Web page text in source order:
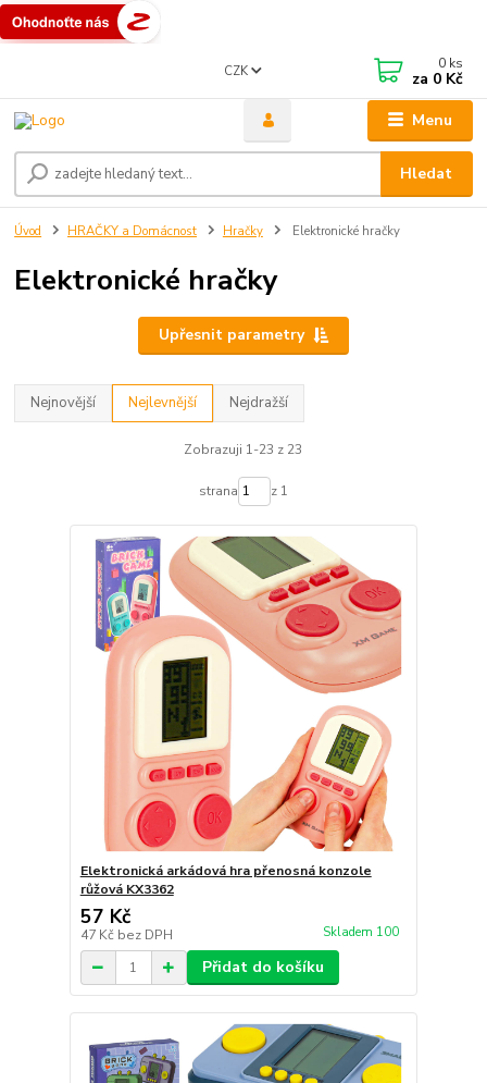
Menu
CZK
Hledat
0 ks
za 0 Kč
Úvod HRAČKY a Domácnost Hračky Elektronické hračky
Elektronické hračky
Upřesnit parametry
Nejnovější Nejlevnější Nejdražší
Zobrazuji 1-23 z 23
strana z 1
Elektronická arkádová hra přenosná konzole
růžová KX3362
57 Kč
47 Kč bez DPH Skladem 100
Přidat do košíku